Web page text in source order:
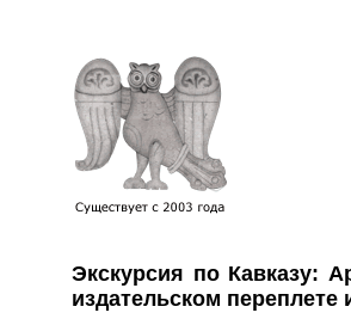
Экскурсия по Кавказу:
издательском